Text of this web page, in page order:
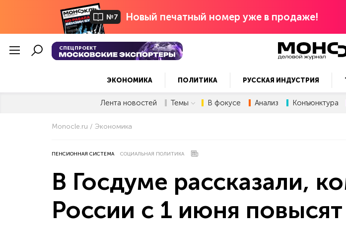
№7 Новый печатный номер уже в продаже!
СПЕЦПРОЕКТ
ЭКОНОМИКА ПОЛИТИКА РУССКАЯ ИНДУСТРИЯ
Лента новостей Темы В фокусе Анализ Конъюнктура
Monocle.ru Экономика
ПЕНСИОННАЯ СИСТЕМА СОЦИАЛЬНАЯ ПОЛИТИКА
В Госдуме рассказали,
России с 1 июня